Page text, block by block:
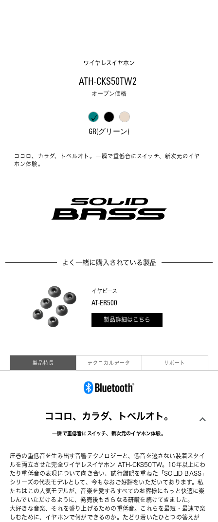
ワイヤレスイヤホン
ATH-CKS50TW2
オープン価格
GR(グリーン)
ココロ、カラダ、トベルオト。一瞬で重低音にスイッチ、新次元のイヤ
ホン体験。
よく一緒に購入されている製品
イヤピース
AT-ER500
製品詳細はこちら
製品特長 テクニカルデータ サポート
ココロ、カラダ、トベルオト。
一瞬で重低音にスイッチ、新次元のイヤホン体験。
圧巻の重低音を生み出す音響テクノロジーと、低音を逃さない装着スタイ
ルを両立させた完全ワイヤレスイヤホン ATH-CKS50TW。10年以上にわ
たり重低音の表現について向き合い、試行錯誤を重ねた「SOLID BASS」
シリーズの代表モデルとして、今もなおご好評をいただいております。私
たちはこの人気モデルが、音楽を愛するすべてのお客様にもっと快適に楽
しんでいただけるように、発売後もさらなる研鑽を続けてきました。
大好きな音楽、それを盛り上げるための重低音。これらを最短・最速で楽
しむために、イヤホンで何ができるのか。たどり着いたひとつの答えが